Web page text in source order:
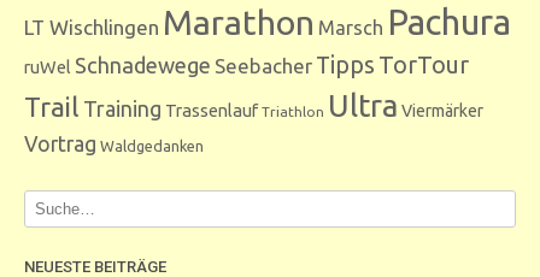
LT Wischlingen Marathon Marsch Pachura
ruWel Schnadewege Seebacher Tipps TorTour
Trail Training Trassenlauf Triathlon Ultra Viermärker
Vortrag Waldgedanken
NEUESTE BEITRÄGE